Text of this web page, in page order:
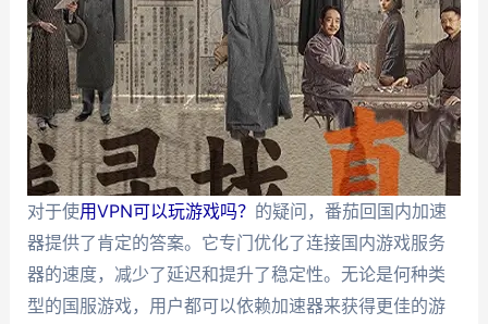
对于使用VPN可以玩游戏吗？ 的疑问，番茄回国内加速
器提供了肯定的答案。它专门优化了连接国内游戏服务
器的速度，减少了延迟和提升了稳定性。无论是何种类
型的国服游戏，用户都可以依赖加速器来获得更佳的游